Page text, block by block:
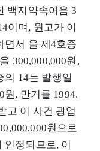
백지약속어음 3
이며, 원고가 이
면서 을 제4호증
300,000,000원,
의 14는 발행일
원, 만기를 1994.
고 이 사건 광업
원으로
인정되므로, 이